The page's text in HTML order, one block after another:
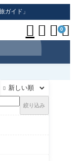
ガイド」
   0

絞り込み